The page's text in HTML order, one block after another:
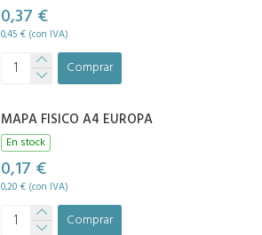
0,37 €
0,45 € (con IVA)
Comprar
MAPA FISICO A4 EUROPA
En stock
0,17 €
0,20 € (con IVA)
Comprar